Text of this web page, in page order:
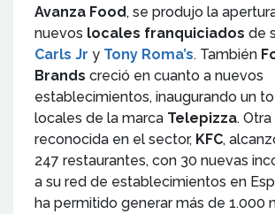
Avanza Food, se produjo la
nuevos locales franquiciados de
Carls Jr y Tony Roma’s. También
Brands creció en cuanto a nuevos
establecimientos, inaugurando un
locales de la marca Telepizza.
reconocida en el sector, KFC,
247 restaurantes, con 30 nuevas
a su red de establecimientos en
ha permitido generar más de 1.000